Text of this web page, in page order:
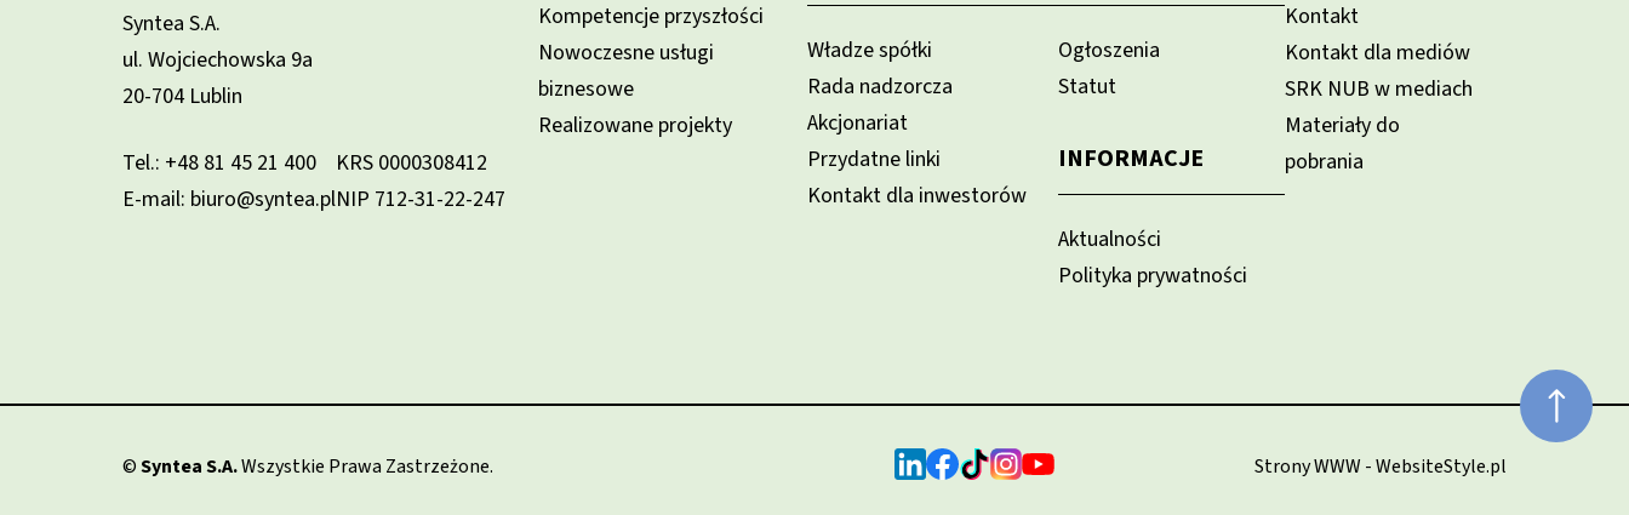
Syntea S.A.
ul. Wojciechowska 9a
20-704 Lublin
Tel.: +48 81 45 21 400
E-mail: biuro@syntea.pl
KRS 0000308412
NIP 712-31-22-247
Kompetencje przyszłości
Nowoczesne usługi
biznesowe
Realizowane projekty
Władze spółki
Rada nadzorcza
Akcjonariat
Przydatne linki
Kontakt dla inwestorów
Ogłoszenia
Statut
INFORMACJE
Aktualności
Polityka prywatności
Kontakt
Kontakt dla mediów
SRK NUB w mediach
Materiały do
pobrania
©Syntea S.A.Wszystkie Prawa Zastrzeżone. Strony WWW - WebsiteStyle.pl